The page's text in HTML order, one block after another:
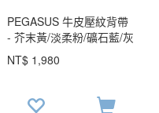
PEGASUS 牛皮壓紋背帶
- 芥末黃/淡柔粉/礦石藍/灰
( 221-715)
NT$ 1,980